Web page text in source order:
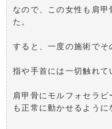
なので、この女性も肩
た。
すると、一度の施術でそ
指や手首には一切触れて
肩甲骨にモルフォセラ
も正常に動かせるように